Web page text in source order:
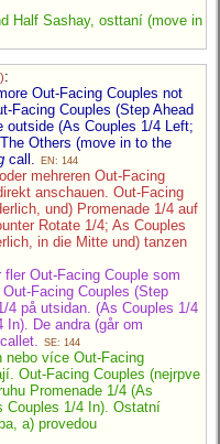
Half Sashay, osttaní (move in
):
Out-Facing Couples not
Facing Couples (Step Ahead
outside (As Couples 1/4 Left;
Others (move in to the
call. EN: 144
mehreren Out-Facing
anschauen. Out-Facing
und) Promenade 1/4 auf
Rotate 1/4; As Couples
in die Mitte und) tanzen
Out-Facing Couple som
Facing Couples (Step
4 på utsidan. (As Couples 1/4
In). De andra (går om
callet. SE: 144
více Out-Facing
Out-Facing Couples (nejrpve
Promenade 1/4 (As
Couples 1/4 In). Ostatní
a) provedou